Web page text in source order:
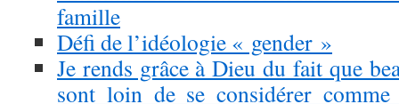
famille
Défi de l’idéologie « gender »
Je rends grâce à Dieu du fait que
sont loin de se considérer